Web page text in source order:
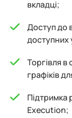
вкладці;
Доступ до
доступних
Торгівля в
графіків
Підтримка
Execution;